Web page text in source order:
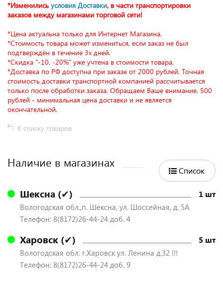
*Изменились условия Доставки, в части транспортировки
заказов между магазинами торговой сети!
*Цена актуальна только для Интернет Магазина.
*Стоимость товара может измениться, если заказ не был
подтверждён в течение 3х дней.
*Скидка "-10, -20%" уже учтена в стоимости товара.
*Доставка по РФ доступна при заказе от 2000 рублей. Точная
стоимость доставки транспортной компанией рассчитывается
только после обработки заказа. Обращаем Ваше внимание, 500
рублей - минимальная цена доставки и не является
окончательной.
К списку товаров
Наличие в магазинах
Список
Шексна (✔) 1 шт
Вологодская обл.,п. Шексна, ул. Шоссейная, д. 5А
Телефон: 8(8172)26-44-24 доб. 4
Харовск (✔) 5 шт
Вологодская обл. г.Харовск ул. Ленина д.32 !!!
Телефон: 8(8172)26-44-24 доб. 9